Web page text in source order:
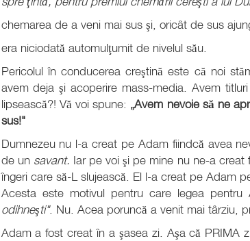
chemarea de a veni mai sus şi, oricât de sus
era niciodată automulţumit de nivelul său.
Pericolul în conducerea creştină este că noi
avem deja şi acoperire mass-media. Avem
lipsească?! Vă voi spune: „Avem nevoie să ne
sus!"
Dumnezeu nu l-a creat pe Adam fiindcă avea
de un savant. Iar pe voi şi pe mine nu ne-a creat
îngeri care să-L slujească. El l-a creat pe Adam
Acesta este motivul pentru care legea pentru
odihneşti". Nu. Acea poruncă a venit mai târziu,
Adam a fost creat în a şasea zi. Aşa că PRIMA